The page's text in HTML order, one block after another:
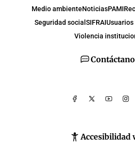
Accesibilidad
Medio ambienteNoticiasPAMI
Seguridad social SIFRAI
Violencia